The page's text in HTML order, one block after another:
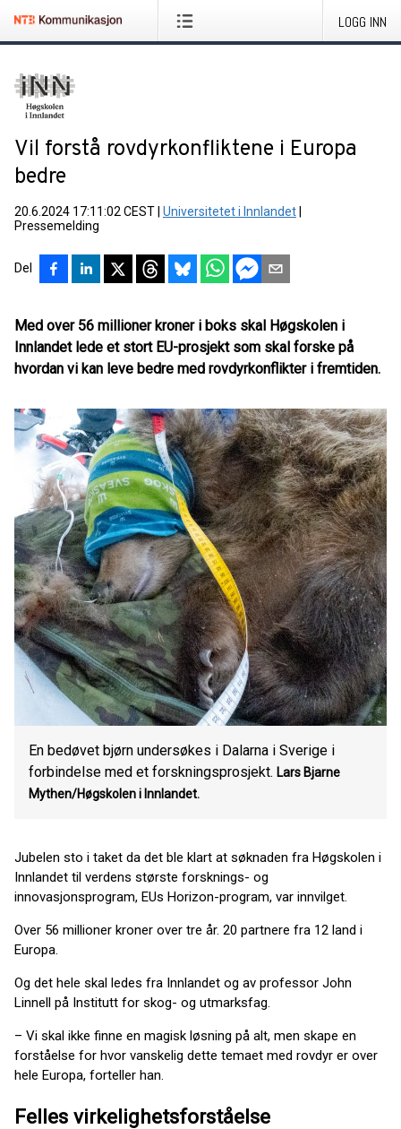
LOGG INN
Vil forstå rovdyrkonfliktene i Europa
bedre
20.6.2024 17:11:02 CEST Universitetet i Innlandet
Pressemelding
Del
Med over 56 millioner kroner i boks skal Høgskolen i
Innlandet lede et stort EU-prosjekt som skal forske på
hvordan vi kan leve bedre med rovdyrkonflikter i fremtiden.
En bedøvet bjørn undersøkes i Dalarna i Sverige i
forbindelse med et forskningsprosjekt. Lars Bjarne
Mythen/Høgskolen i Innlandet.
Jubelen sto i taket da det ble klart at søknaden fra Høgskolen i
Innlandet til verdens største forsknings- og
innovasjonsprogram, EUs Horizon-program, var innvilget.
Over 56 millioner kroner over tre år. 20 partnere fra 12 land i
Europa.
Og det hele skal ledes fra Innlandet og av professor John
Linnell på Institutt for skog- og utmarksfag.
– Vi skal ikke finne en magisk løsning på alt, men skape en
forståelse for hvor vanskelig dette temaet med rovdyr er over
hele Europa, forteller han.
Felles virkelighetsforståelse